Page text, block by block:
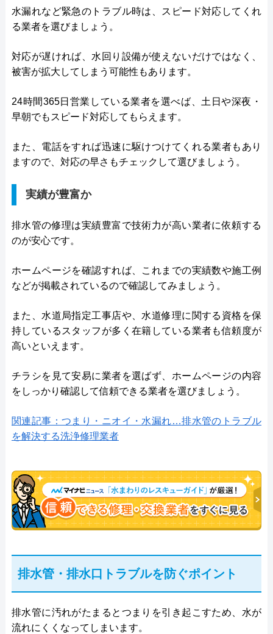
水漏れなど緊急のトラブル時は、スピード対応してくれ
る業者を選びましょう。
対応が遅ければ、水回り設備が使えないだけではなく、
被害が拡大してしまう可能性もあります。
24時間365日営業している業者を選べば、土日や深夜・
早朝でもスピード対応してもらえます。
また、電話をすれば迅速に駆けつけてくれる業者もあり
ますので、対応の早さもチェックして選びましょう。
実績が豊富か
排水管の修理は実績豊富で技術力が高い業者に依頼する
のが安心です。
ホームページを確認すれば、これまでの実績数や施工例
などが掲載されているので確認してみましょう。
また、水道局指定工事店や、水道修理に関する資格を保
持しているスタッフが多く在籍している業者も信頼度が
高いといえます。
チラシを見て安易に業者を選ばず、ホームページの内容
をしっかり確認して信頼できる業者を選びましょう。
関連記事：つまり・ニオイ・水漏れ…排水管のトラブル
を解決する洗浄修理業者
排水管・排水口トラブルを防ぐポイント
排水管に汚れがたまるとつまりを引き起こすため、水が
流れにくくなってしまいます。